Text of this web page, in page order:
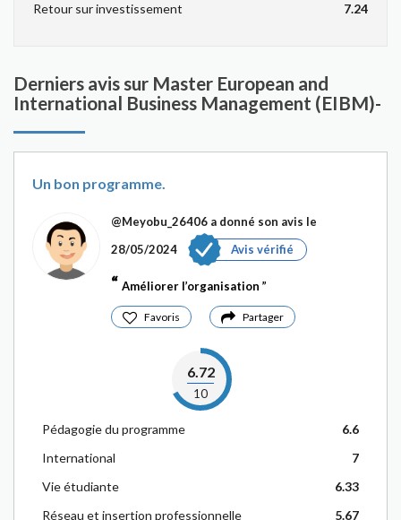
Retour sur investissement
7.24
Derniers avis sur Master European and
International Business Management (EIBM)-
Un bon programme.
@Meyobu_26406 a donné son avis le
28/05/2024
Avis vérifié
Améliorer l’organisation
Favoris Partager
6.72
10
Pédagogie du programme
6.6
International
7
Vie étudiante
6.33
Réseau et insertion professionnelle
5.67